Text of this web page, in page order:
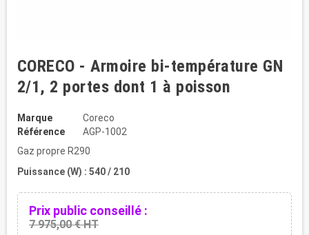
CORECO - Armoire bi-température GN
2/1, 2 portes dont 1 à poisson
Marque
Coreco
Référence
AGP-1002
Gaz propre R290
Puissance (W) : 540 / 210
Prix public conseillé :
7 975,00 € HT